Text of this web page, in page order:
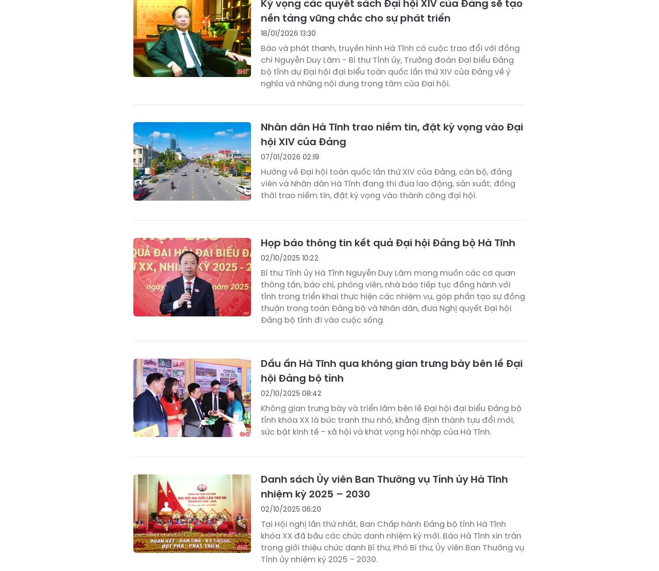
Kỳ vọng các quyết sách Đại hội XIV của Đảng sẽ tạo
nền tảng vững chắc cho sự phát triển
18/01/2026 13:30
Báo và phát thanh, truyền hình Hà Tĩnh có cuộc trao đổi với đồng
chí Nguyễn Duy Lâm - Bí thư Tỉnh ủy, Trưởng đoàn Đại biểu Đảng
bộ tỉnh dự Đại hội đại biểu toàn quốc lần thứ XIV của Đảng về ý
nghĩa và những nội dung trọng tâm của Đại hội.
Nhân dân Hà Tĩnh trao niềm tin, đặt kỳ vọng vào Đại
hội XIV của Đảng
07/01/2026 02:19
Hướng về Đại hội toàn quốc lần thứ XIV của Đảng, cán bộ, đảng
viên và Nhân dân Hà Tĩnh đang thi đua lao động, sản xuất; đồng
thời trao niềm tin, đặt kỳ vọng vào thành công đại hội.
Họp báo thông tin kết quả Đại hội Đảng bộ Hà Tĩnh
02/10/2025 10:22
Bí thư Tỉnh ủy Hà Tĩnh Nguyễn Duy Lâm mong muốn các cơ quan
thông tấn, báo chí, phóng viên, nhà báo tiếp tục đồng hành với
tỉnh trong triển khai thực hiện các nhiệm vụ, góp phần tạo sự đồng
thuận trong toàn Đảng bộ và Nhân dân, đưa Nghị quyết Đại hội
Đảng bộ tỉnh đi vào cuộc sống.
Dấu ấn Hà Tĩnh qua không gian trưng bày bên lề Đại
hội Đảng bộ tỉnh
02/10/2025 08:42
Không gian trưng bày và triển lãm bên lề Đại hội đại biểu Đảng bộ
tỉnh khóa XX là bức tranh thu nhỏ, khẳng định thành tựu đổi mới,
sức bật kinh tế – xã hội và khát vọng hội nhập của Hà Tĩnh.
Danh sách Ủy viên Ban Thường vụ Tỉnh ủy Hà Tĩnh
nhiệm kỳ 2025 – 2030
02/10/2025 06:20
Tại Hội nghị lần thứ nhất, Ban Chấp hành Đảng bộ tỉnh Hà Tĩnh
khóa XX đã bầu các chức danh nhiệm kỳ mới. Báo Hà Tĩnh xin trân
trọng giới thiệu chức danh Bí thư, Phó Bí thư, Ủy viên Ban Thường vụ
Tỉnh ủy nhiệm kỳ 2025 – 2030.